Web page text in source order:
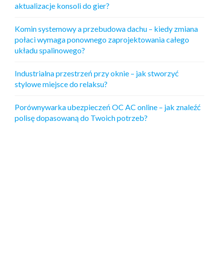
aktualizacje konsoli do gier?
Komin systemowy a przebudowa dachu – kiedy zmiana
połaci wymaga ponownego zaprojektowania całego
układu spalinowego?
Industrialna przestrzeń przy oknie – jak stworzyć
stylowe miejsce do relaksu?
Porównywarka ubezpieczeń OC AC online – jak znaleźć
polisę dopasowaną do Twoich potrzeb?